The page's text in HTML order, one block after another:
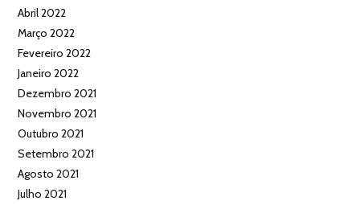
Abril 2022
Março 2022
Fevereiro 2022
Janeiro 2022
Dezembro 2021
Novembro 2021
Outubro 2021
Setembro 2021
Agosto 2021
Julho 2021